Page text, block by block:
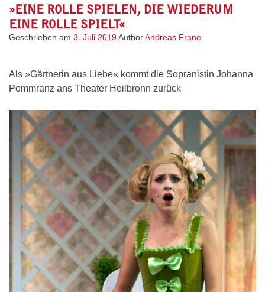
»EINE ROLLE SPIELEN, DIE WIEDERUM
EINE ROLLE SPIELT«
Geschrieben am 3. Juli 2019AuthorAndreas Frane
Als »Gärtnerin aus Liebe« kommt die Sopranistin Johanna
Pommranz ans Theater Heilbronn zurück